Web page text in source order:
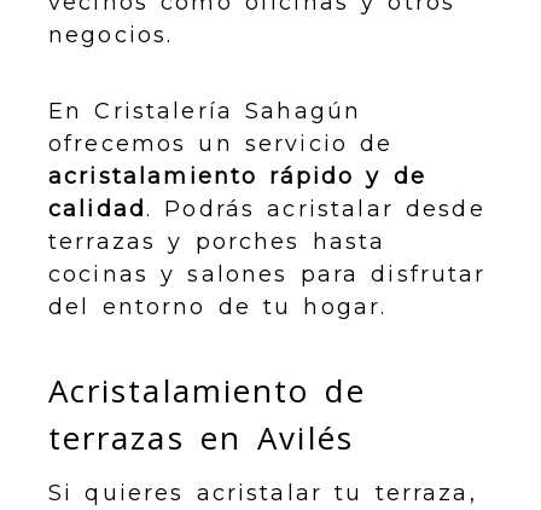
negocios.
En Cristalería Sahagún
ofrecemos un servicio de
acristalamiento rápido y de
calidad. Podrás acristalar desde
terrazas y porches hasta
cocinas y salones para disfrutar
del entorno de tu hogar.
Acristalamiento de
terrazas en Avilés
Si quieres acristalar tu terraza,